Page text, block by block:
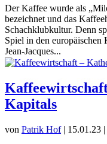
Der Kaffee wurde als
bezeichnet und das
Schachklubkultur. Denn
Spiel in den europäischen
Jean-Jacques...
Kapitals
von Patrik Hof| 15.01.23 |